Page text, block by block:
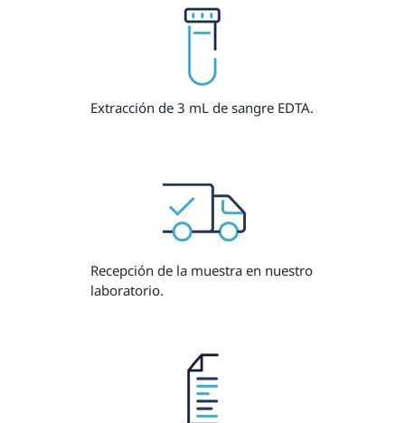
Extracción de 3 mL de sangre EDTA.
Recepción de la muestra en nuestro
laboratorio.